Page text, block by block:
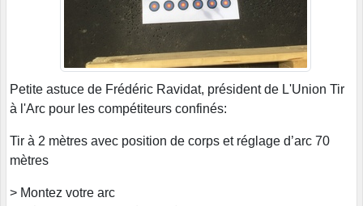
Petite astuce de Frédéric Ravidat, président de L'Union Tir
à l'Arc pour les compétiteurs confinés:
Tir à 2 mètres avec position de corps et réglage d’arc 70
mètres
> Montez votre arc